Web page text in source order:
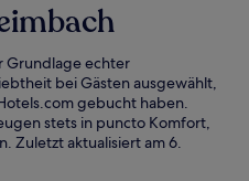
Grundlage echter
bei Gästen ausgewählt,
gebucht haben.
stets in puncto Komfort,
Zuletzt aktualisiert am6.